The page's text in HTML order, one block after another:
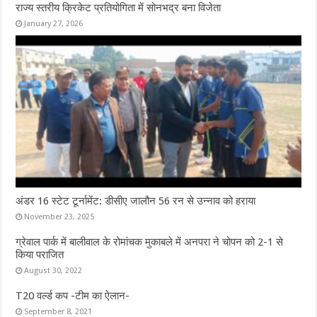
राज्य स्तरीय क्रिकेट प्रतियोगिता में सोनभद्र बना विजेता
January 27, 2026
अंडर 16 स्टेट टूर्नामेंट: डीसीए जालौन 56 रन से उन्नाव को हराया
November 23, 2025
ग्रेवाल पार्क में बालीवाल के रोमांचक मुकाबले में अनपरा ने चोपन को 2-1 से
किया पराजित
August 30, 2022
T20 वर्ल्ड कप -टीम का ऐलान-
September 8, 2021